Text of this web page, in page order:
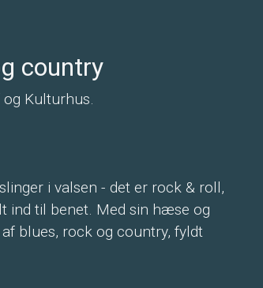
country
Kulturhus.
i valsen - det er rock & roll,
ind til benet. Med sin hæse og
blues, rock og country, fyldt